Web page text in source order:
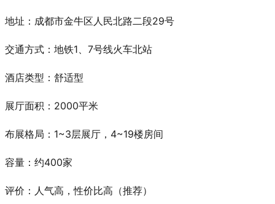
地址：成都市金牛区人民北路二段29号
交通方式：地铁1、7号线火车北站
酒店类型：舒适型
展厅面积：2000平米
布展格局：1~3层展厅，4~19楼房间
容量：约400家
评价：人气高，性价比高 （推荐）